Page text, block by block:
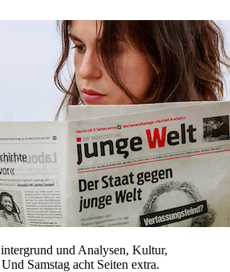
und Analysen, Kultur,
Samstag acht Seiten extra.